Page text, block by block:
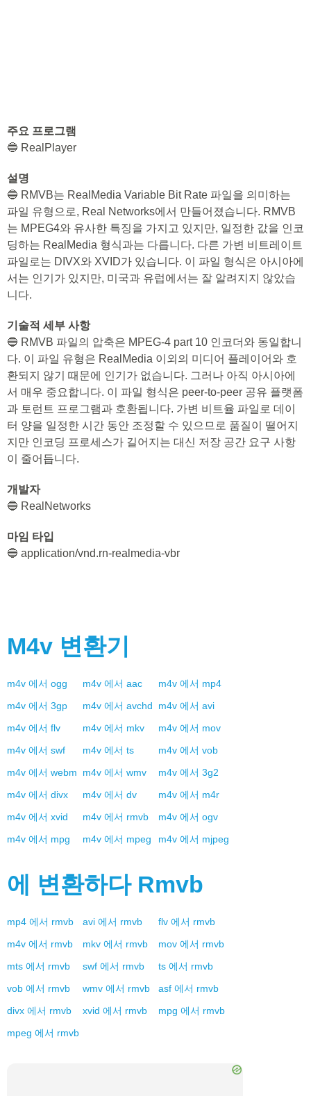
주요 프로그램
🔵 RealPlayer
설명
🔵 RMVB는 RealMedia Variable Bit Rate 파일을 의미하는
파일 유형으로, Real Networks에서 만들어졌습니다. RMVB
는 MPEG4와 유사한 특징을 가지고 있지만, 일정한 값을 인코
딩하는 RealMedia 형식과는 다릅니다. 다른 가변 비트레이트
파일로는 DIVX와 XVID가 있습니다. 이 파일 형식은 아시아에
서는 인기가 있지만, 미국과 유럽에서는 잘 알려지지 않았습
니다.
기술적 세부 사항
🔵 RMVB 파일의 압축은 MPEG-4 part 10 인코더와 동일합니
다. 이 파일 유형은 RealMedia 이외의 미디어 플레이어와 호
환되지 않기 때문에 인기가 없습니다. 그러나 아직 아시아에
서 매우 중요합니다. 이 파일 형식은 peer-to-peer 공유 플랫폼
과 토런트 프로그램과 호환됩니다. 가변 비트율 파일로 데이
터 양을 일정한 시간 동안 조정할 수 있으므로 품질이 떨어지
지만 인코딩 프로세스가 길어지는 대신 저장 공간 요구 사항
이 줄어듭니다.
개발자
🔵 RealNetworks
마임 타입
🔵 application/vnd.rn-realmedia-vbr
M4v 변환기
m4v 에서 ogg m4v 에서 aac m4v 에서 mp4
m4v 에서 3gp m4v 에서 avchd m4v 에서 avi
m4v 에서 flv m4v 에서 mkv m4v 에서 mov
m4v 에서 swf m4v 에서 ts m4v 에서 vob
m4v 에서 webm m4v 에서 wmv m4v 에서 3g2
m4v 에서 divx m4v 에서 dv m4v 에서 m4r
m4v 에서 xvid m4v 에서 rmvb m4v 에서 ogv
m4v 에서 mpg m4v 에서 mpeg m4v 에서 mjpeg
에 변환하다 Rmvb
mp4 에서 rmvb avi 에서 rmvb flv 에서 rmvb
m4v 에서 rmvb mkv 에서 rmvb mov 에서 rmvb
mts 에서 rmvb swf 에서 rmvb ts 에서 rmvb
vob 에서 rmvb wmv 에서 rmvb asf 에서 rmvb
divx 에서 rmvb xvid 에서 rmvb mpg 에서 rmvb
mpeg 에서 rmvb